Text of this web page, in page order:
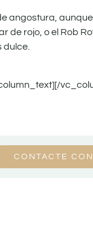
angostura,
de rojo, o el Rob
dulce.
CONTACTE